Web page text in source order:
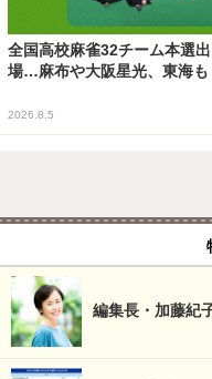
全国高校麻雀32チーム本選出
場…麻布や大阪星光、東海も
2026.8.5
編集長・加藤紀